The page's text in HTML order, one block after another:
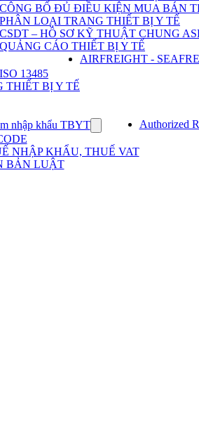
vụ
nhập
khẩu
TBYT
CÔNG BỐ ĐỦ ĐIỀU KIỆN MUA BÁN
PHÂN LOẠI TRANG THIẾT BỊ Y TẾ
CSDT – HỒ SƠ KỸ THUẬT CHUNG
QUẢNG CÁO THIẾT BỊ Y TẾ
13485
THIẾT BỊ Y TẾ
AIRFREIGHT -
nhập khẩu TBYT
submenu
for
Kinh
NHẬP KHẨU, THUẾ VAT
BẢN LUẬT
Authorized